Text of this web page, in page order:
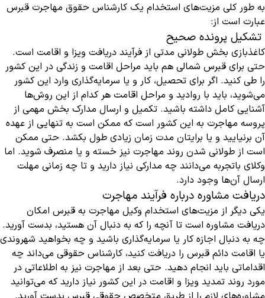
به طور کلی مزیت‌های استخدام یک کارشناس حقوق مهاجرت قبرس
عبارت است از:
تشکیل پرونده صحیح
کاغذبازی بخش طولانی مدتی از فرآیند دریافت ویزا و اقامت است.
حتی برای قبرس شمالی هم باید مراحل اقامت و زندگی در این کشور
را طی کنید. اگر برای تحصیل، کار و یا سرمایه‌گذاری وارد این کشور
می‌شوید، باید با روادید و مراحل اقامت هر کدام از این روش‌ها
آشنایی کامل داشته باشید. تکمیل و ارسال مدارک بخش مهمی از
پروسه مهاجرت به این کشور است که ممکن است به تنهایی از عهده
آن برنیایید و یا برایتان مدت زمان زیادی طول بکشد. حتی ممکن
است از طولانی شدن روند مهاجرت نیز خسته و یا منصرف شوید. اما
وکلای باتجربه می‌دانند چه مدارکی نیاز دارید و تا چه زمانی مهلت
ارسال آن‌ها وجود دارد.
دریافت مشاوره درباره فرآیند مهاجرت
یکی دیگر از مزیت‌های استخدام وکیل مهاجرت به قبرس امکان
دریافت مشاوره است تا آنچه را که به دنبال آن هستید، بدست آورید.
چه به دنبال اجازه کار یا سرمایه‌گذاری باشید و چه بخواهید شهروندی
یا اقامت دائم قبرس را دریافت کنید، کارشناس حقوقی می‌داند چه
اقداماتی باید انجام دهید. حتی بعد از مهاجرت نیز به اطلاعاتی در
مورد روند تمدید ویزا و اقامت در این کشور نیاز دارید که می‌توانید